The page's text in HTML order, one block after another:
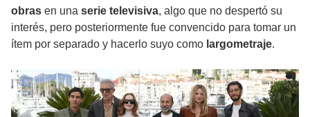
obras en una serie televisiva, algo que no despertó su
interés, pero posteriormente fue convencido para tomar un
ítem por separado y hacerlo suyo como largometraje.